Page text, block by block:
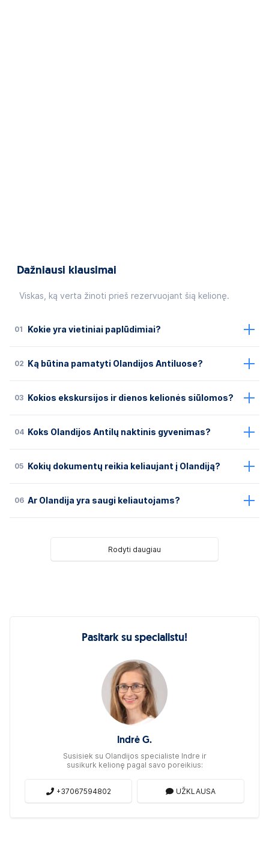
Dažniausi klausimai
Viskas, ką verta žinoti prieš rezervuojant šią kelionę.
01 Kokie yra vietiniai paplūdimiai?
02 Ką būtina pamatyti Olandijos Antiluose?
03 Kokios ekskursijos ir dienos kelionės siūlomos?
04 Koks Olandijos Antilų naktinis gyvenimas?
05 Kokių dokumentų reikia keliaujant į Olandiją?
06 Ar Olandija yra saugi keliautojams?
Rodyti daugiau
Pasitark su specialistu!
Indrė G.
Susisiek su Olandijos specialiste Indre ir
susikurk kelionę pagal savo poreikius:
+37067594802 UŽKLAUSA